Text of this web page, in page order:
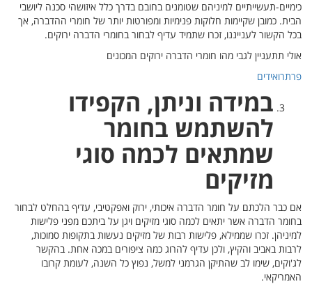
כימיים-תעשייתיים למיניהם שטומנים בחובם בדרך כלל איזושהי סכנה ליושבי
הבית. כמובן שקיימות חלוקות פנימיות ומפורטות יותר של חומרי ההדברה, אך
בכל הקשור לענייננו, זכרו שתמיד עדיף לבחור בחומרי הדברה ירוקים.
אולי תתעניין לגבי מהו חומרי הדברה ירוקים המכונים
פרתרואידים
במידה וניתן, הקפידו
להשתמש בחומר
שמתאים לכמה סוגי
מזיקים
אם כבר הלכתם על חומר הדברה איכותי, ירוק ואפקטיבי, עדיף בהחלט לבחור
בחומר הדברה אשר יתאים לכמה סוגי מזיקים ויגן על ביתכם מפני פלישות
למיניהן. זכרו שממילא, פלישות רבות של מזיקים נעשות בתקופות סמוכות,
לרבות באביב והקיץ, ולכן עדיף להרוג כמה ציפורים במכה אחת. בהקשר
לג'וקים, שימו לב שהתיקן הגרמני למשל, נפוץ כל השנה, לעומת קרובו
האמריקאי.